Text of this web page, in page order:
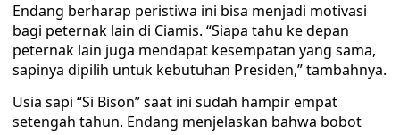
Endang berharap peristiwa ini bisa menjadi motivasi
bagi peternak lain di Ciamis. “Siapa tahu ke depan
peternak lain juga mendapat kesempatan yang sama,
sapinya dipilih untuk kebutuhan Presiden,” tambahnya.
Usia sapi “Si Bison” saat ini sudah hampir empat
setengah tahun. Endang menjelaskan bahwa bobot